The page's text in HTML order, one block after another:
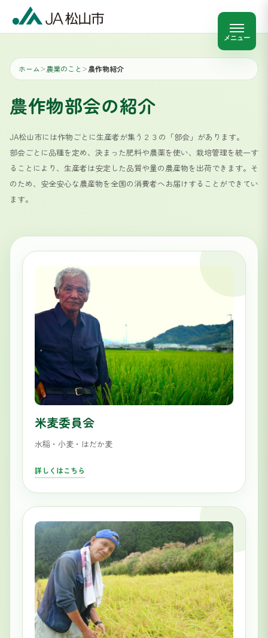
メニュー
ホーム＞ 農業のこと ＞ 農作物紹介
農作物部会の紹介
JA松山市には作物ごとに生産者が集う２３の「部会」があります。
部会ごとに品種を定め、決まった肥料や農薬を使い、栽培管理を統一す
ることにより、生産者は安定した品質や量の農産物を出荷できます。そ
のため、安全安心な農産物を全国の消費者へお届けすることができてい
ます。
米麦委員会
水稲・小麦・はだか麦
詳しくはこちら